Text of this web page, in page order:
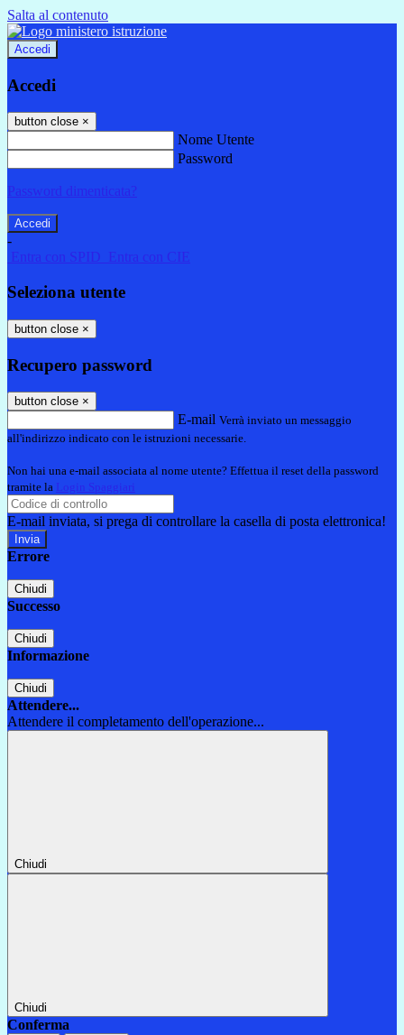
Salta al contenuto
Accedi
Accedi
button close ×
Nome Utente
Password
Password dimenticata?
-
Entra con SPID
Entra con CIE
Seleziona utente
button close ×
Recupero password
button close ×
E-mail Verrà inviato un messaggio
all'indirizzo indicato con le istruzioni necessarie.
Non hai una e-mail associata al nome utente? Effettua il reset della password
tramite la Login Spaggiari
E-mail inviata, si prega di controllare la casella di posta elettronica!
Errore
Chiudi
Successo
Chiudi
Informazione
Chiudi
Attendere...
Attendere il completamento dell'operazione...
Chiudi
Chiudi
Conferma